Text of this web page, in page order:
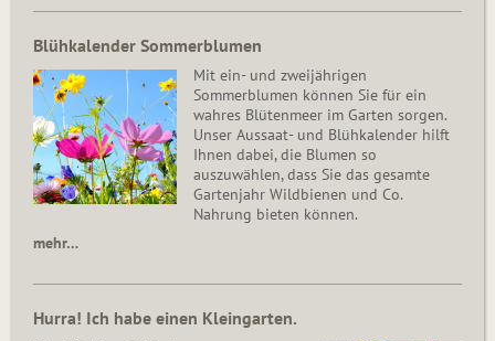
Blühkalender Sommerblumen
Mit ein- und zweijährigen
Sommerblumen können Sie für ein
wahres Blütenmeer im Garten sorgen.
Unser Aussaat- und Blühkalender hilft
Ihnen dabei, die Blumen so
auszuwählen, dass Sie das gesamte
Gartenjahr Wildbienen und Co.
Nahrung bieten können.
mehr…
Hurra! Ich habe einen Kleingarten.